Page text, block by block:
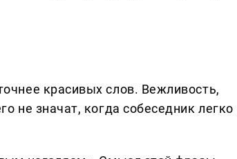
красивых слов. Вежливость,
не значат, когда собеседник легко